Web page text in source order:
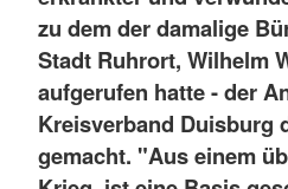
zu dem der damalige
Stadt Ruhrort, Wilhelm
aufgerufen hatte - der
Kreisverband Duisburg
gemacht. "Aus einem